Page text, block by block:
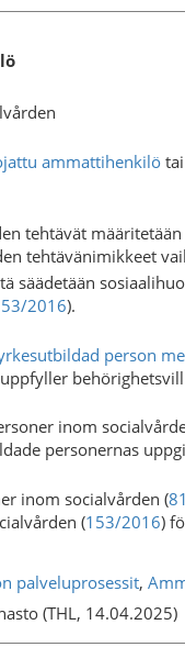
ammattihenkilö
tehtävät
tehtävänimikkeet
säädetään
2016).
person
inom
personernas
inom socialvården (
(153/2016)
palveluprosessit,
(THL, 14.04.2025)